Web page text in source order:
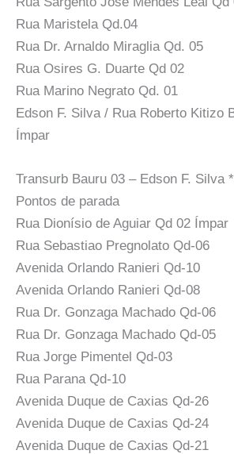
Rua Maristela Qd.04
Rua Dr. Arnaldo Miraglia Qd. 05
Rua Osires G. Duarte Qd 02
Rua Marino Negrato Qd. 01
Edson F. Silva / Rua Roberto Kitizo
Ímpar
Transurb Bauru 03 – Edson F. Silva
Pontos de parada
Rua Dionísio de Aguiar Qd 02 Ímpar
Rua Sebastiao Pregnolato Qd-06
Avenida Orlando Ranieri Qd-10
Avenida Orlando Ranieri Qd-08
Rua Dr. Gonzaga Machado Qd-06
Rua Dr. Gonzaga Machado Qd-05
Rua Jorge Pimentel Qd-03
Rua Parana Qd-10
Avenida Duque de Caxias Qd-26
Avenida Duque de Caxias Qd-24
Avenida Duque de Caxias Qd-21